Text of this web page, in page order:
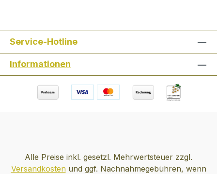
Service-Hotline
Informationen
Alle Preise inkl. gesetzl. Mehrwertsteuer zzgl.
Versandkostenund ggf. Nachnahmegebühren, wenn